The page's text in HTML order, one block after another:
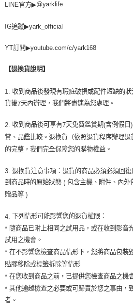
LINE官方▶@yarklife
IG追蹤▶yark_official
YT訂閱▶youtube.com/c/yark168
【退換貨說明】
1. 收到商品後發現有瑕疵破損或配件短缺的
貨後7天內辦理，我們將盡速為您處理。
2. 收到商品後可享有7天免費鑑賞期(含例假日 )
賞、品鑑比較。退換貨（依照退貨程序辦理
的完整，我們完全保障您的購物權益。
3. 退換貨注意事項：退貨的商品必須必須回
到商品時的原始狀態 ( 包含主機、附件、內外
贈品等 )
4.
下列情形可能影響您的退貨權限：
* 隨商品已附上相同之試用品，或在收到影音
試用之機會。
* 在不影響您檢查商品情形下，您將商品包裝
貼膠移除或標籤拆除等情形
* 在您收到商品之前，已提供您檢查商品之機
* 其他逾越檢查之必要或可歸責於您之事由，
者。